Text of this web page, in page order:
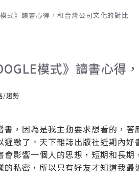
式》讀書心得，和台灣公司文化的對比
模式》讀書心得
/趨勢
書，因為是我主動要求想看的，
遲繳了。天下雜誌出版社近期內
會影響一個人的思想，短期和長
私密，所以只有好友才知道我最